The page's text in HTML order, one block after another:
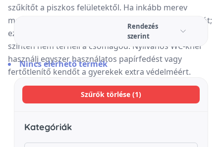
szűkítőt a piszkos felületektől. Ha inkább merev
modellt vinnél, keress vékony falú polipropilén verziót;
ez ugyan nem lapítható, de 200 g körüli tömeggel
szintén nem terheli a csomagod. Nyilvános WC-knél
használj egyszer használatos papírfedést vagy
fertőtlenítő kendőt a gyerekek extra védelméért.
Szűrők törlése (1)
Kategóriák
Rendezés
szerint
Nincs elérhető termék